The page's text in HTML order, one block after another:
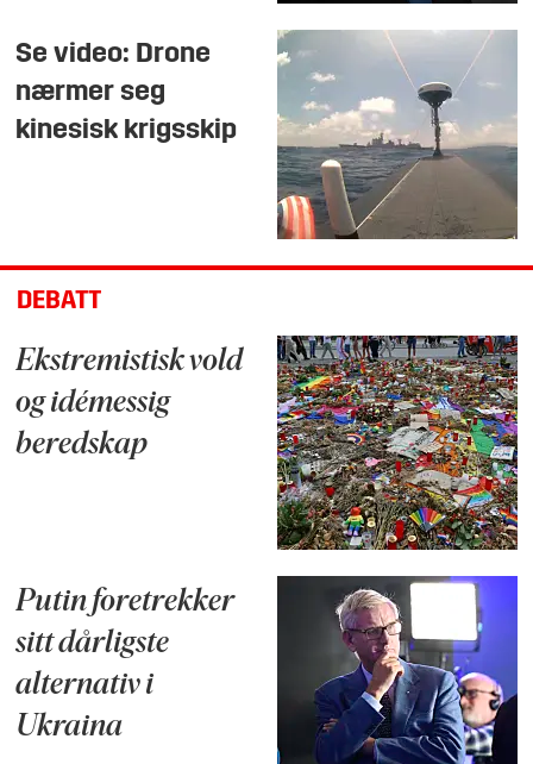
Se video: Drone
nærmer seg
kinesisk krigsskip
DEBATT
Ekstremistisk vold
og idémessig
beredskap
Putin foretrekker
sitt dårligste
alternativ i
Ukraina